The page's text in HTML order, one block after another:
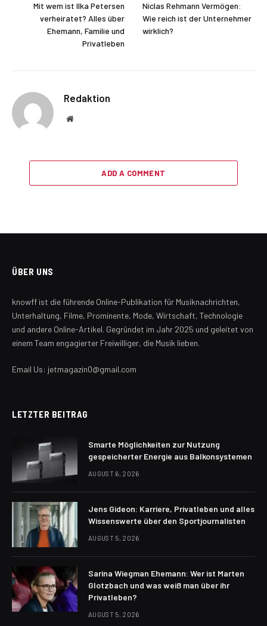
Mit wem ist Ilka Petersen
verheiratet? Alles über
Ehemann, Familie und
Privatleben
Niclas Rehmann Vermögen:
Wie reich ist der Unternehmer
wirklich?
Redaktion
Website
ADD A COMMENT
ÜBER UNS
knowff ist die führende Online-Publikation für Musiknachrichten,
Unterhaltung, Filme, Prominente, Mode, Wirtschaft, Technologie
und andere Online-Artikel. Gegründet im Jahr 2025 und geleitet von
einem Team engagierter Freiwilliger, die Musik lieben.
Email Us: jetmagazin0@gmail.com
LETZTER BEITRAG
Smarte Möglichkeiten zur Nutzung
gespeicherter Energie aus Balkonsystemen
AUGUST 6, 2026
Jens Gideon: Karriere, Privatleben und alles
Wissenswerte über den Sportjournalisten
AUGUST 5, 2026
Sarina Wiegman Ehemann: Wer ist Marten
Glotzbach und was weiß man über ihr
Privatleben?
AUGUST 5, 2026